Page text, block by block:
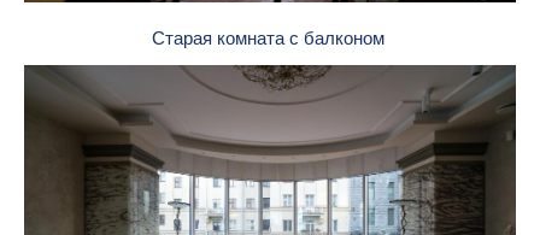
Старая комната с балконом